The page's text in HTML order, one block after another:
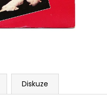
Diskuze